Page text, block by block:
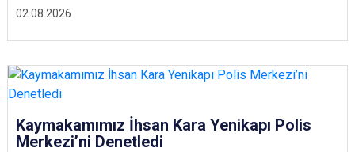
02.08.2026
Kaymakamımız İhsan Kara Yenikapı Polis
Merkezi’ni Denetledi